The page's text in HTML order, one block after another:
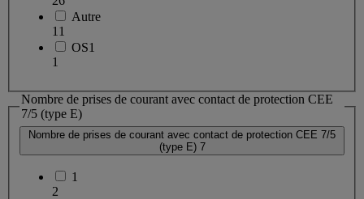
Autre
11
OS1
1
Nombre de prises de courant avec contact de protection CEE
7/5 (type E)
Nombre de prises de courant avec contact de protection CEE 7/5
(type E) 7
1
2